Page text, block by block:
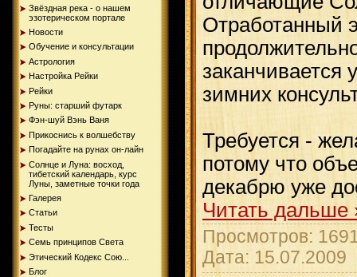
Звёздная река - о нашем
эзотерическом портале
Новости
Обучение и консультации
Астрология
Настройка Рейки
Рейки
Руны: старший футарк
Фэн-шуй Вэнь Ваня
Прикоснись к волшебству
Погадайте на рунах oн-лайн
Солнце и Луна: восход,
тибетский календарь, курс
Луны, заметные точки года
Галерея
Статьи
Тесты
Семь принципов Света
Этический Кодекс Сою...
Блог
Отработанный
заканчивается
зимних
Требуется -
потому что
декабрю уже
Читать дальше
Просмотров:
Дата: 15.07.2009